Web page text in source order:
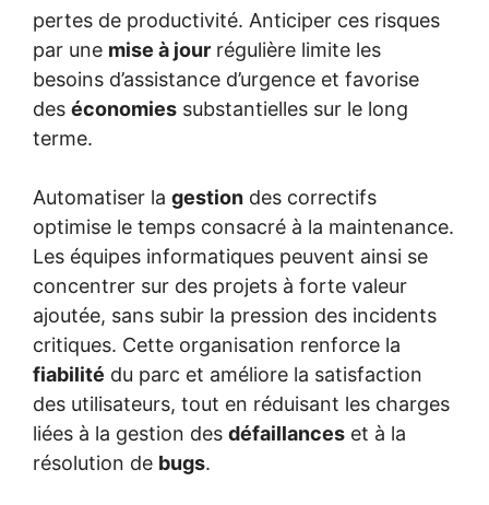
pertes de productivité. Anticiper ces risques
par une mise à jour régulière limite les
besoins d’assistance d’urgence et favorise
des économies substantielles sur le long
terme.
Automatiser la gestion des correctifs
optimise le temps consacré à la maintenance.
Les équipes informatiques peuvent ainsi se
concentrer sur des projets à forte valeur
ajoutée, sans subir la pression des incidents
critiques. Cette organisation renforce la
fiabilité du parc et améliore la satisfaction
des utilisateurs, tout en réduisant les charges
liées à la gestion des défaillances et à la
résolution de bugs.